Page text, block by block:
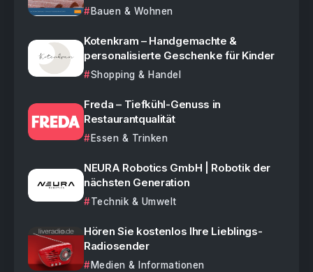
Bauen & Wohnen
Kotenkram – Handgemachte &
personalisierte Geschenke für Kinder
Shopping & Handel
Freda – Tiefkühl-Genuss in
Restaurantqualität
Essen & Trinken
NEURA Robotics GmbH | Robotik der
nächsten Generation
Technik & Umwelt
Hören Sie kostenlos Ihre Lieblings-
Radiosender
Medien & Informationen